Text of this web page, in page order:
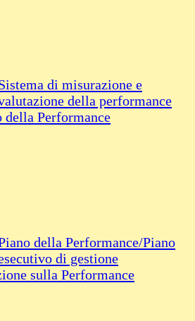
di misurazione e
della performance
della Performance
della Performance/Piano
di gestione
sulla Performance